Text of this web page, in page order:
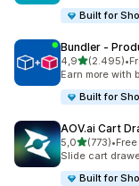
Built for
Bundler ‑
4,95 yıldız
(2.495)
toplam 2495 •
Earn more with
Built for
AOV.ai Cart
5,05 yıldız
(773)
toplam 773•
Slide cart
Built for